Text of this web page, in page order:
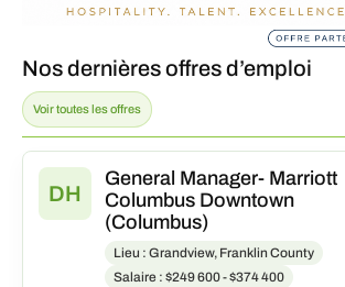
Nos dernières offres d’emploi
Voir toutes les offres
DH
General Manager- Marriott
Columbus Downtown
(Columbus)
Lieu : Grandview, Franklin County
Salaire : $249 600 - $374 400